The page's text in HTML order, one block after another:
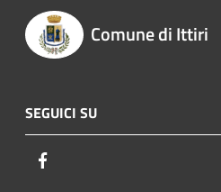
Comune di Ittiri
SEGUICI SU